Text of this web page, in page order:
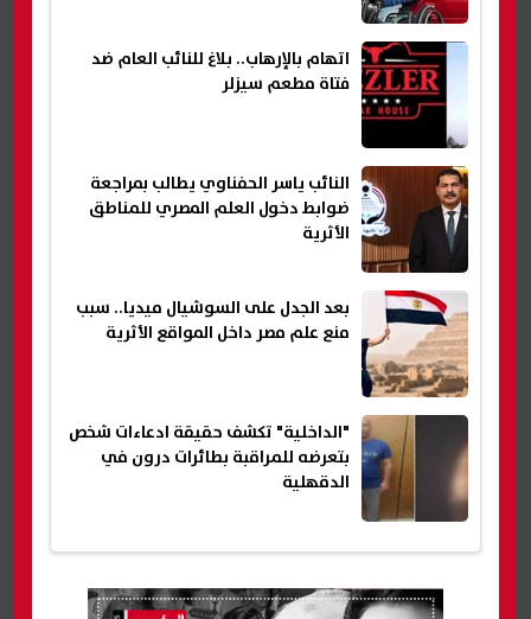
اتهام بالإرهاب.. بلاغ للنائب العام ضد
فتاة مطعم سيزلر
النائب ياسر الحفناوي يطالب بمراجعة
ضوابط دخول العلم المصري للمناطق
الأثرية
بعد الجدل على السوشيال ميديا.. سبب
منع علم مصر داخل المواقع الأثرية
"الداخلية" تكشف حقيقة ادعاءات شخص
بتعرضه للمراقبة بطائرات درون في
الدقهلية